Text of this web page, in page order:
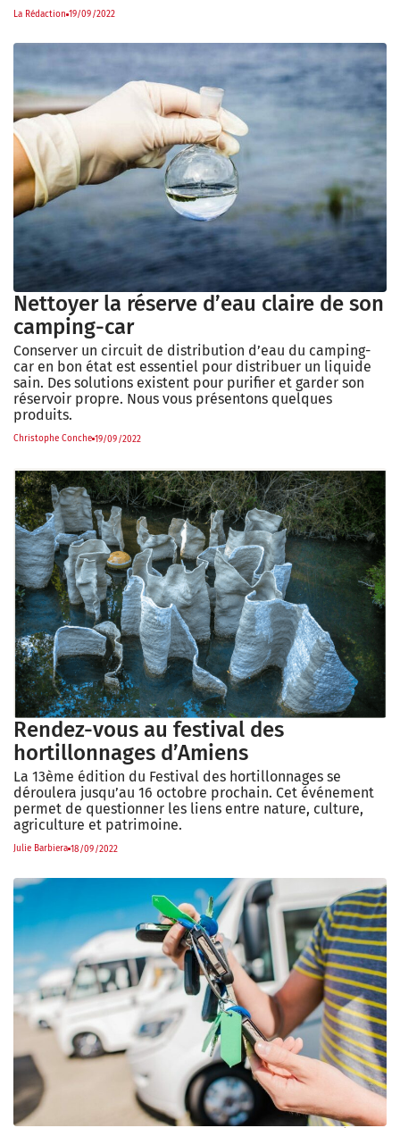
La Rédaction 19/09/2022
Nettoyer la réserve d’eau claire de son
camping-car
Conserver un circuit de distribution d’eau du camping-
car en bon état est essentiel pour distribuer un liquide
sain. Des solutions existent pour purifier et garder son
réservoir propre. Nous vous présentons quelques
produits.
Christophe Conche 19/09/2022
Rendez-vous au festival des
hortillonnages d’Amiens
La 13ème édition du Festival des hortillonnages se
déroulera jusqu’au 16 octobre prochain. Cet événement
permet de questionner les liens entre nature, culture,
agriculture et patrimoine.
Julie Barbiera 18/09/2022